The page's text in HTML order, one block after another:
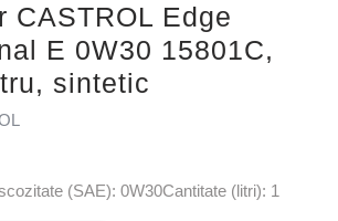
CASTROL Edge
E 0W30 15801C,
sintetic
(SAE): 0W30Cantitate (litri): 1